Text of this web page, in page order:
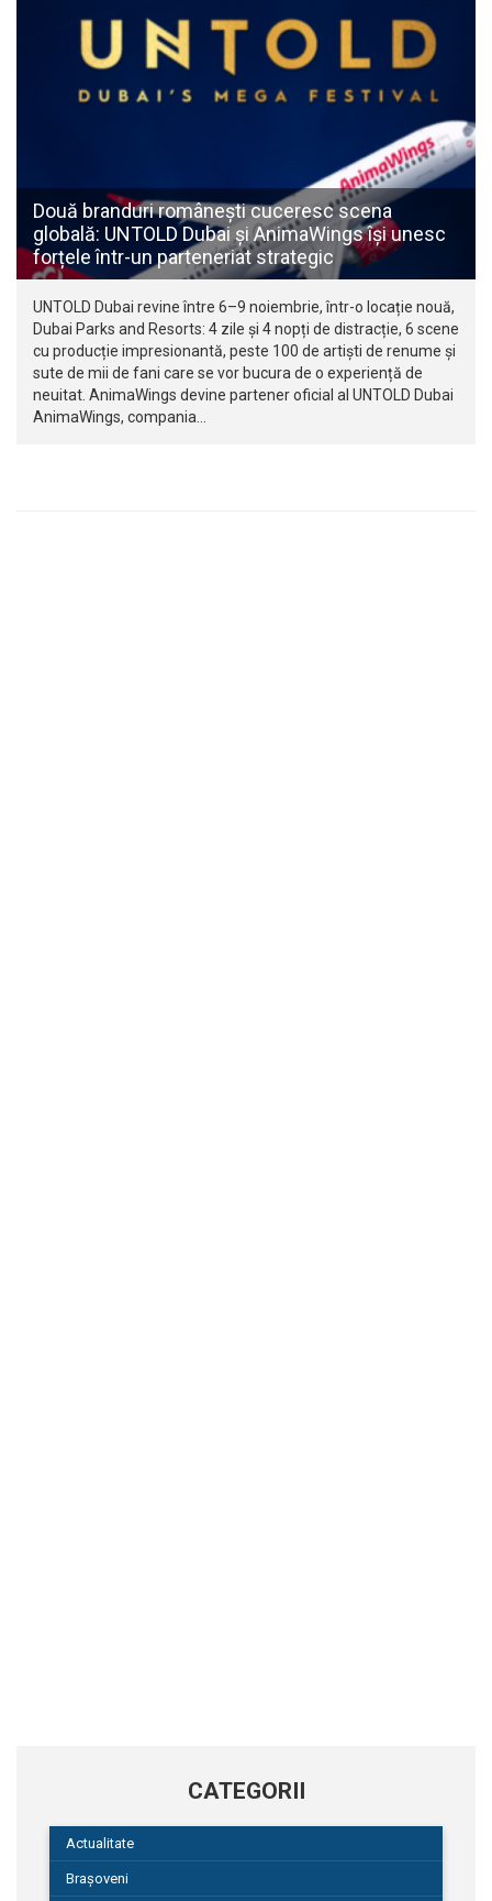
Două branduri românești cuceresc scena
globală: UNTOLD Dubai și AnimaWings își unesc
forțele într-un parteneriat strategic
UNTOLD Dubai revine între 6–9 noiembrie, într-o locație nouă,
Dubai Parks and Resorts: 4 zile și 4 nopți de distracție, 6 scene
cu producție impresionantă, peste 100 de artiști de renume și
sute de mii de fani care se vor bucura de o experiență de
neuitat. AnimaWings devine partener oficial al UNTOLD Dubai
AnimaWings, compania…
CATEGORII
Actualitate
Brașoveni